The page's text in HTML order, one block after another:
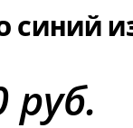
СИНИЙ
руб.